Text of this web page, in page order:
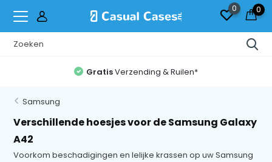
0 0
GratisVerzending & Ruilen*
Samsung
Verschillende hoesjes voor de Samsung Galaxy
A42
Voorkom beschadigingen en lelijke krassen op uw Samsung